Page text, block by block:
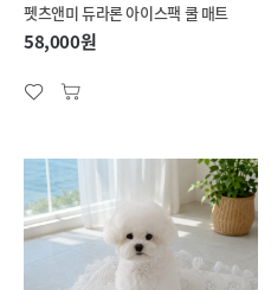
펫츠앤미 듀라론 아이스팩 쿨 매트
58,000원